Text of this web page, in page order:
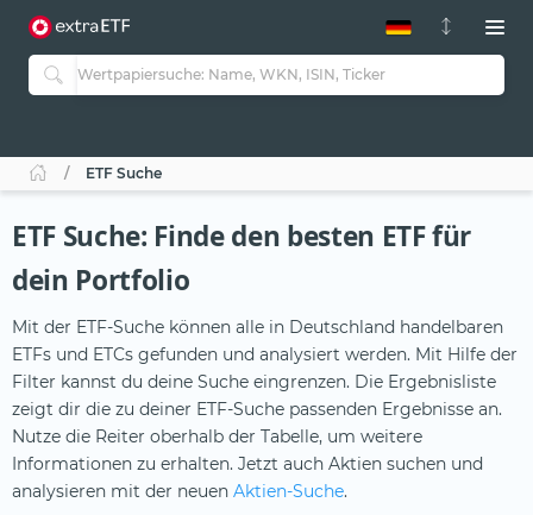
ETF-Guide 2.0
Guide Aktive ETFs
ETF-Sparpläne
ETF Suche
ETF Suche: Finde den besten ETF für
dein Portfolio
Mit der ETF-Suche können alle in Deutschland handelbaren
ETFs und ETCs gefunden und analysiert werden. Mit Hilfe der
Filter kannst du deine Suche eingrenzen. Die Ergebnisliste
zeigt dir die zu deiner ETF-Suche passenden Ergebnisse an.
Nutze die Reiter oberhalb der Tabelle, um weitere
Informationen zu erhalten. Jetzt auch Aktien suchen und
analysieren mit der neuen Aktien-Suche.